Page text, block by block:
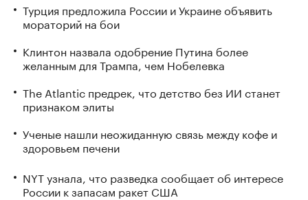
Турция предложила России и Украине объявить
мораторий на бои
Клинтон назвала одобрение Путина более
желанным для Трампа, чем Нобелевка
The Atlantic предрек, что детство без ИИ станет
признаком элиты
Ученые нашли неожиданную связь между кофе и
здоровьем печени
NYT узнала, что разведка сообщает об интересе
России к запасам ракет США